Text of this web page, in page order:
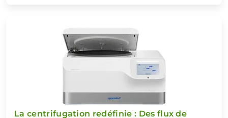
La centrifugation redéfinie : Des flux de